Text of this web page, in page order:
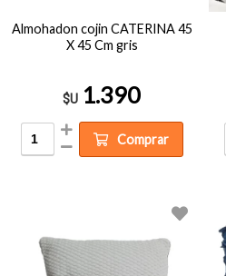
Almohadon cojin CATERINA 45
X 45 Cm gris
$U 1.390
Comprar